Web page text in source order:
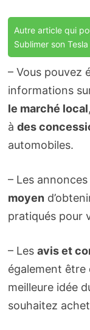
Autre article qui
Sublimer son
– Vous pouvez
informations
le marché local
à des
automobiles.
– Les
moyen
pratiqués pour
– Les avis et
également être
meilleure idée
souhaitez